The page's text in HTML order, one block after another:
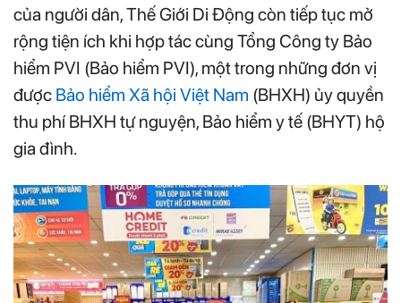
của người dân, Thế Giới Di Động còn tiếp tục mở
rộng tiện ích khi hợp tác cùng Tổng Công ty Bảo
hiểm PVI (Bảo hiểm PVI), một trong những đơn vị
được Bảo hiểm Xã hội Việt Nam (BHXH) ủy quyền
thu phí BHXH tự nguyện, Bảo hiểm y tế (BHYT) hộ
gia đình.